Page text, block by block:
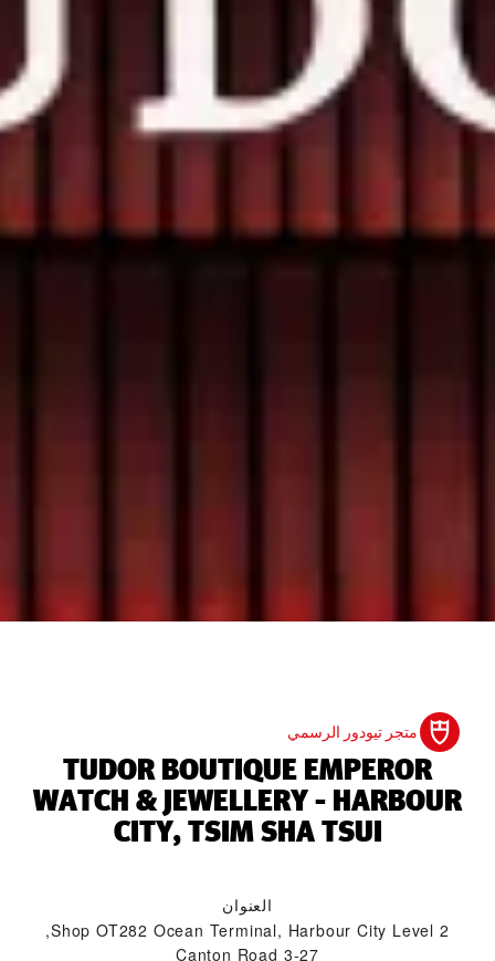
متجر تيودور الرسمي
‭TUDOR BOUTIQUE EMPEROR
WATCH & JEWELLERY - HARBOUR
CITY, TSIM SHA TSUI‬
العنوان
Shop OT282 Ocean Terminal, Harbour City Level 2,
3-27 Canton Road